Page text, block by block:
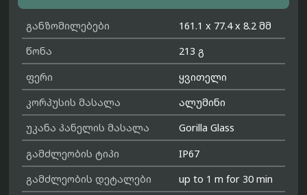
განზომილებები
161.1 x 77.4 x 8.2 მმ
წონა
213 გ
ფერი
ყვითელი
კორპუსის მასალა
ალუმინი
უკანა პანელის მასალა
Gorilla Glass
გამძლეობის ტიპი
IP67
გამძლეობის დეტალები
up to 1 m for 30 min